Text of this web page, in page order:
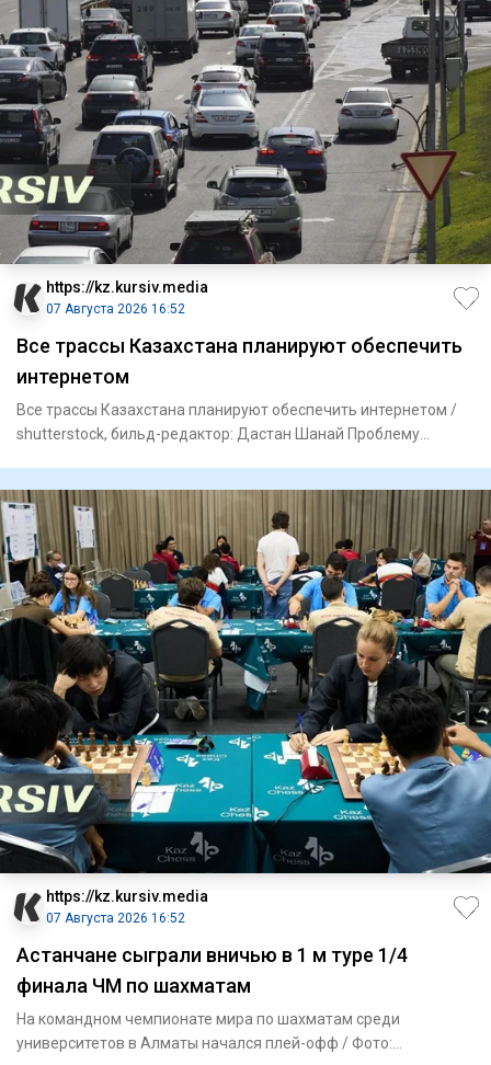
https://kz.kursiv.media
07 Августа 2026 16:52
Все трассы Казахстана планируют обеспечить
интернетом
Все трассы Казахстана планируют обеспечить интернетом /
shutterstock, бильд-редактор: Дастан Шанай Проблему
https://kz.kursiv.media
07 Августа 2026 16:52
Астанчане сыграли вничью в 1 м туре 1/4
финала ЧМ по шахматам
На командном чемпионате мира по шахматам среди
университетов в Алматы начался плей-офф / Фото: